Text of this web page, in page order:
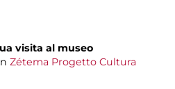
visita al museo
Zétema Progetto Cultura